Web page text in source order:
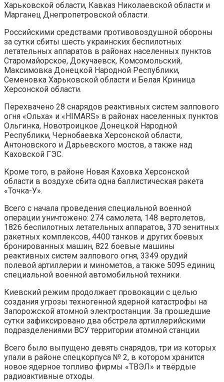
Харьковской области, Кавказ Николаевской области и
Марганец Днепропетровской области.
Российскими средствами противовоздушной обороны
за сутки сбиты шесть украинских беспилотных
летательных аппаратов в районах населенных пунктов
Старомайорское, Докучаевск, Комсомольский,
Максимовка Донецкой Народной Республики,
Семеновка Харьковской области и Белая Криница
Херсонской области.
Перехвачено 28 снарядов реактивных систем залпового
огня «Ольха» и «HIMARS» в районах населенных пунктов
Ольгинка, Новотроицкое Донецкой Народной
Республики, Чернобаевка Херсонской области,
Антоновского и Дарьевского мостов, а также над
Каховской ГЭС.
Кроме того, в районе Новая Каховка Херсонской
области в воздухе сбита одна баллистическая ракета
«Точка-У».
Всего с начала проведения специальной военной
операции уничтожено: 274 самолета, 148 вертолетов,
1826 беспилотных летательных аппаратов, 370 зенитных
ракетных комплексов, 4400 танков и других боевых
бронированных машин, 822 боевые машины
реактивных систем залпового огня, 3349 орудий
полевой артиллерии и минометов, а также 5095 единиц
специальной военной автомобильной техники.
Киевский режим продолжает провокации с целью
создания угрозы техногенной ядерной катастрофы на
Запорожской атомной электростанции. За прошедшие
сутки зафиксировано два обстрела артиллерийскими
подразделениями ВСУ территории атомной станции.
Всего было выпущено девять снарядов, три из которых
упали в районе спецкорпуса № 2, в котором хранится
новое ядерное топливо фирмы «ТВЭЛ» и твёрдые
радиоактивные отходы.